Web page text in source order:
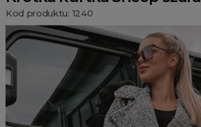
Kod produktu: 1240